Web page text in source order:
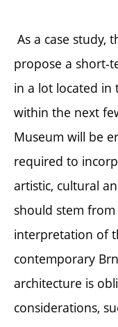
As a case study,
propose a short-
in a lot located in
within the next
Museum will be
required to
artistic, cultural
should stem
interpretation of
contemporary
architecture is
considerations,